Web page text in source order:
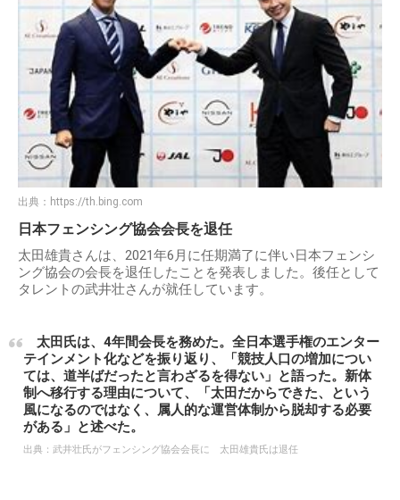
出典： https://th.bing.com
日本フェンシング協会会長を退任
太田雄貴さんは、2021年6月に任期満了に伴い日本フェンシ
ング協会の会長を退任したことを発表しました。後任として
タレントの武井壮さんが就任しています。
太田氏は、4年間会長を務めた。全日本選手権のエンター
テインメント化などを振り返り、「競技人口の増加につい
ては、道半ばだったと言わざるを得ない」と語った。新体
制へ移行する理由について、「太田だからできた、という
風になるのではなく、属人的な運営体制から脱却する必要
がある」と述べた。
出典： 武井壮氏がフェンシング協会会長に 太田雄貴氏は退任